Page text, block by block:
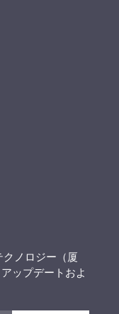
クノロジー（厦
ップデートおよ